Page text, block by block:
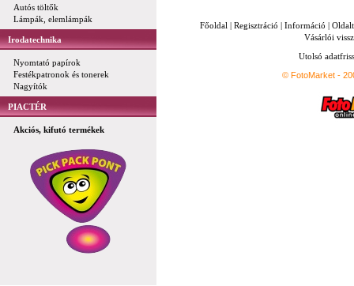
Autós töltők
Lámpák, elemlámpák
Irodatechnika
Nyomtató papírok
Festékpatronok és tonerek
Nagyítók
PIACTÉR
Akciós, kifutó termékek
Főoldal | Regisztráció | Információ |
Vásárlói
Utolsó
© FotoMarket -